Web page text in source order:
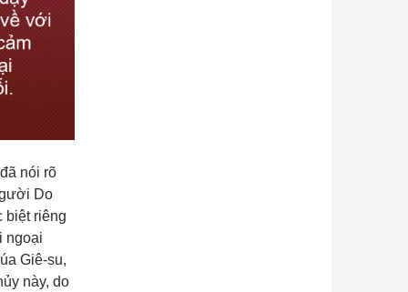
nói rõ
Do
biệt riêng
ngoại
Giê-su,
này, do